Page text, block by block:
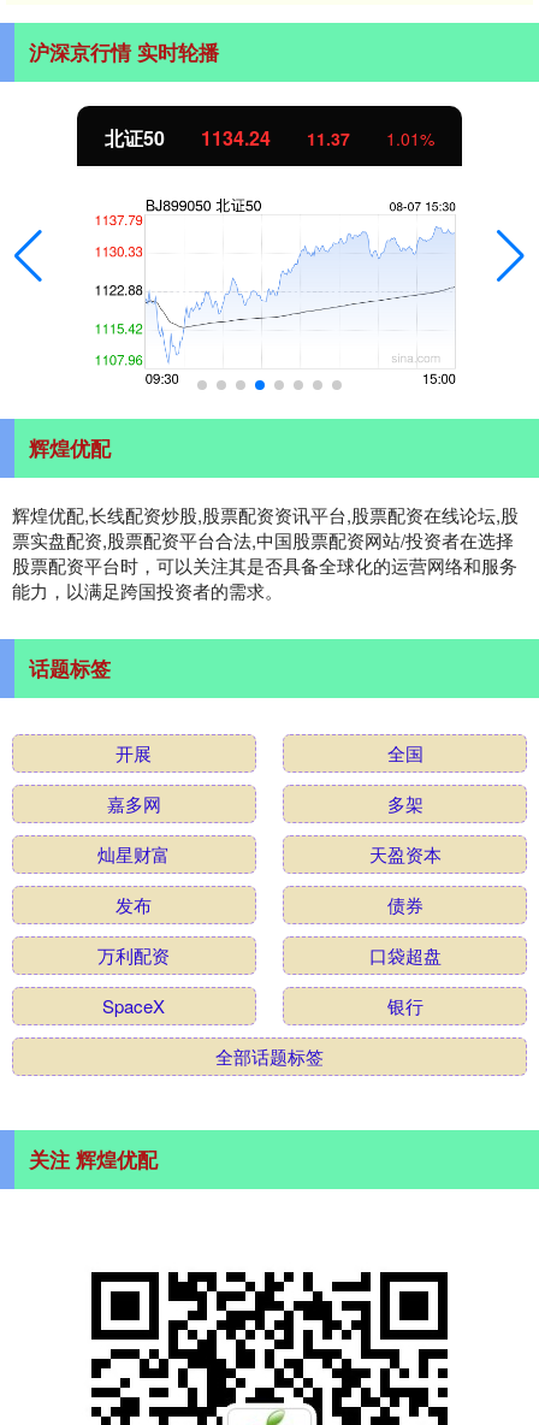
沪深京行情 实时轮播
北证50 1134.24 11.37 1.01%
辉煌优配
辉煌优配,长线配资炒股,股票配资资讯平台,股票配资在线论坛,股
票实盘配资,股票配资平台合法,中国股票配资网站/投资者在选择
股票配资平台时，可以关注其是否具备全球化的运营网络和服务
能力，以满足跨国投资者的需求。
话题标签
开展
全国
嘉多网
多架
灿星财富
天盈资本
发布
债券
万利配资
口袋超盘
SpaceX
银行
全部话题标签
关注 辉煌优配